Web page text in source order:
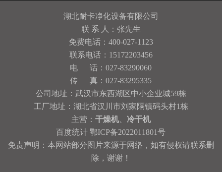
湖北耐卡净化设备有限公司
联 系 人：张先生
免费电话：400-027-1123
联系电话：15172203456
电 话：027-83290060
传 真：027-83295335
公司地址：武汉市东西湖区中小企业城59栋
工厂地址：湖北省汉川市刘家隔镇码头村1栋
主营： 干燥机、 冷干机
百度统计 鄂ICP备2022011801号
免责声明：本网站部分图片来源于网络，如有侵权请联系删
除，谢谢！